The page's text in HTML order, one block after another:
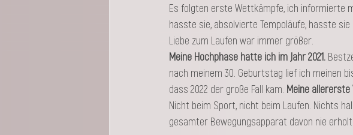
Es folgten erste Wettkämpfe, ich informierte
hasste sie, absolvierte Tempoläufe, hasste
Liebe zum Laufen war immer größer.
Meine Hochphase hatte ich im Jahr 2021.
nach meinem 30. Geburtstag lief ich meinen
dass 2022 der große Fall kam. Meine
Nicht beim Sport, nicht beim Laufen. Nichts
gesamter Bewegungsapparat davon nie